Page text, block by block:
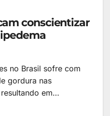
conscientizar
no Brasil sofre com
gordura nas
em…